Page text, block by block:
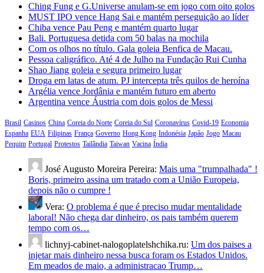
Ching Fung e G.Universe anulam-se em jogo com oito golos
MUST IPO vence Hang Sai e mantém perseguição ao líder
Chiba vence Pau Peng e mantém quarto lugar
Bali. Portuguesa detida com 50 balas na mochila
Com os olhos no título. Gala goleia Benfica de Macau.
Pessoa caligráfico. Até 4 de Julho na Fundação Rui Cunha
Shao Jiang goleia e segura primeiro lugar
Droga em latas de atum. PJ intercepta três quilos de heroína
Argélia vence Jordânia e mantém futuro em aberto
Argentina vence Áustria com dois golos de Messi
Brasil Casinos China Coreia do Norte Coreia do Sul Coronavírus Covid-19 Economia
Espanha EUA Filipinas França Governo Hong Kong Indonésia Japão Jogo Macau
Pequim Portugal Protestos Tailândia Taiwan Vacina Índia
José Augusto Moreira Pereira: Mais uma "trumpalhada" !
Boris, primeiro assina um tratado com a União Europeia,
depois não o cumpre !
Vera: O problema é que é preciso mudar mentalidade
laboral! Não chega dar dinheiro, os pais também querem
tempo com os…
lichnyj-cabinet-nalogoplatelshchika.ru: Um dos paises a
injetar mais dinheiro nessa busca foram os Estados Unidos.
Em meados de maio, a administracao Trump…